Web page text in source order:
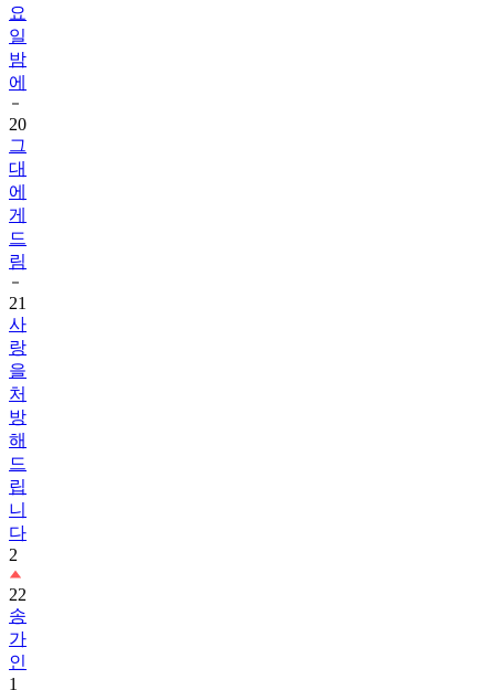
요
일
밤
에
20
그
대
에
게
드
림
21
사
랑
을
처
방
해
드
립
니
다
2
22
송
가
인
1